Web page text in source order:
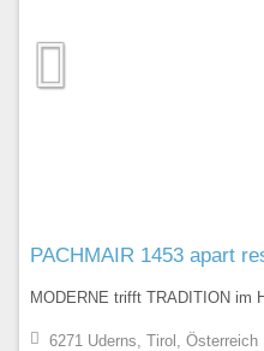
PACHMAIR 1453 apart
MODERNE trifft TRADITION im
6271 Uderns, Tirol, Österreich